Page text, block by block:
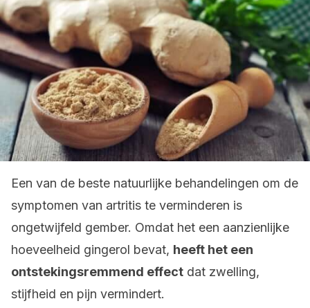
Een van de beste natuurlijke behandelingen om de
symptomen van artritis te verminderen is
ongetwijfeld gember. Omdat het een aanzienlijke
hoeveelheid gingerol bevat, heeft het een
ontstekingsremmend effect dat zwelling,
stijfheid en pijn vermindert.